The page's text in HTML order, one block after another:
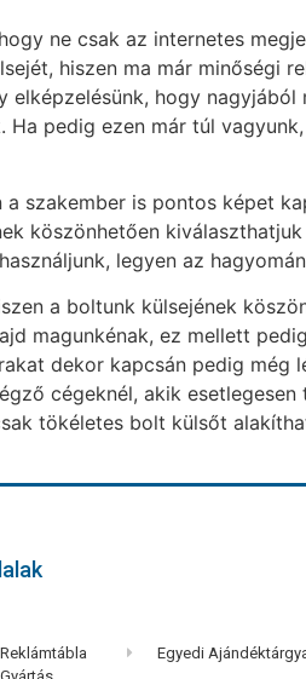
ne csak az internetes
hiszen ma már minőségi
hogy
pedig ezen már túl
szakember is pontos képet
köszönhetően
legyen az
a boltunk külsejének
magunkénak, ez mellett
dekor kapcsán pedig még
cégeknél, akik
tökéletes bolt külsőt
Reklámtábla
Egyedi